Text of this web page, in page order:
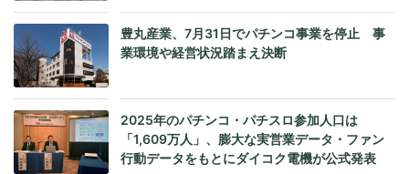
豊丸産業、7月31日でパチンコ事業を停止 事
業環境や経営状況踏まえ決断
2025年のパチンコ・パチスロ参加人口は
「1,609万人」、膨大な実営業データ・ファン
行動データをもとにダイコク電機が公式発表